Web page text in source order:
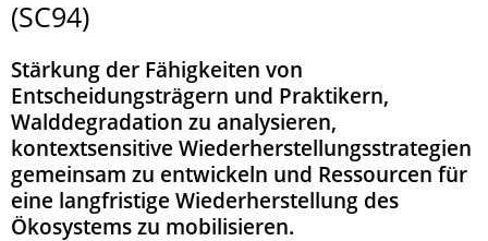
(SC94)
Stärkung der Fähigkeiten von
Entscheidungsträgern und Praktikern,
Walddegradation zu analysieren,
kontextsensitive Wiederherstellungsstrategien
gemeinsam zu entwickeln und Ressourcen für
eine langfristige Wiederherstellung des
Ökosystems zu mobilisieren.